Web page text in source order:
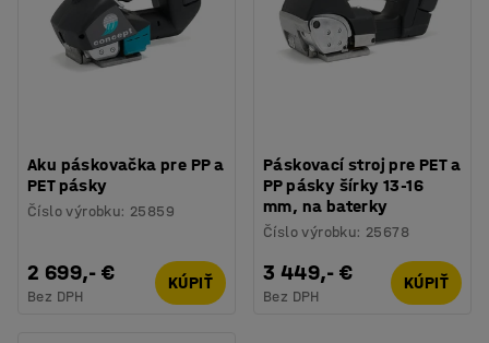
Aku páskovačka pre PP a
PET pásky
Číslo výrobku: 25859
2 699,- €
Bez DPH
KÚPIŤ
Páskovací stroj pre PET a
PP pásky šírky 13-16
mm, na baterky
Číslo výrobku: 25678
3 449,- €
Bez DPH
KÚPIŤ